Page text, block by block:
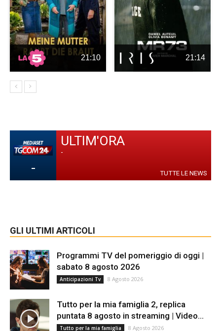
21:10 21:14
-
ULTIM'ORA
-
TUTTE LE NEWS
GLI ULTIMI ARTICOLI
Programmi TV del pomeriggio di oggi |
sabato 8 agosto 2026
Anticipazioni Tv 8 Agosto 2026
Tutto per la mia famiglia 2, replica
puntata 8 agosto in streaming | Video...
Tutto per la mia famiglia 8 Agosto 2026